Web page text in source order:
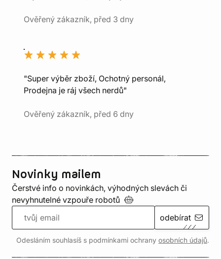
Ověřený zákazník, před 3 dny
"Super výběr zboží, Ochotný personál,
Prodejna je ráj všech nerdů"
Ověřený zákazník, před 6 dny
Novinky mailem
Čerstvé info o novinkách, výhodných slevách či
nevyhnutelné vzpouře robotů
odebírat
Odesláním souhlasíš s podmínkami ochrany osobních údajů.